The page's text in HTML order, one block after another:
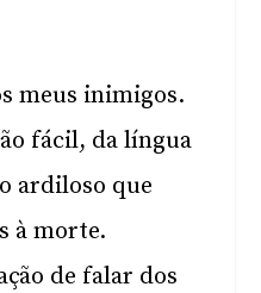
meus inimigos.
fácil, da língua
ardiloso que
à morte.
de falar dos